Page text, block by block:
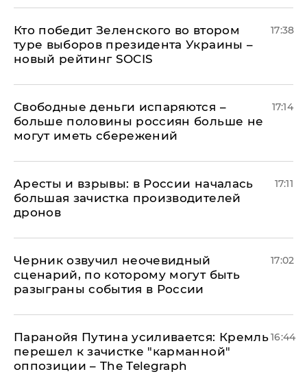
Кто победит Зеленского во втором
туре выборов президента Украины –
новый рейтинг SOCIS
17:38
Свободные деньги испаряются –
больше половины россиян больше не
могут иметь сбережений
17:14
Аресты и взрывы: в России началась
большая зачистка производителей
дронов
17:11
Черник озвучил неочевидный
сценарий, по которому могут быть
разыграны события в России
17:02
Паранойя Путина усиливается: Кремль
перешел к зачистке "карманной"
оппозиции – The Telegraph
16:44